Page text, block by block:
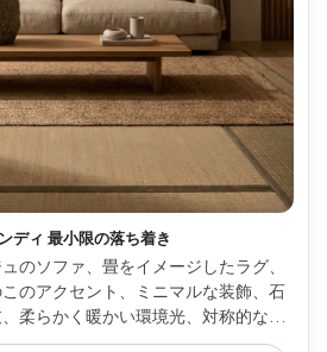
ディ 最小限の落ち着き
のソファ、畳をイメージしたラグ、
のアクセント、ミニマルな装飾、石
柔らかく暖かい環境光、対称的な構
EOS R6で撮影、f/5、超リアルな